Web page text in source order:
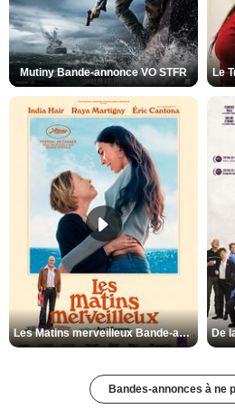
Mutiny Bande-annonce VO STFR Le
Les Matins merveilleux Bande-annonce VF
Bandes-annonces à ne